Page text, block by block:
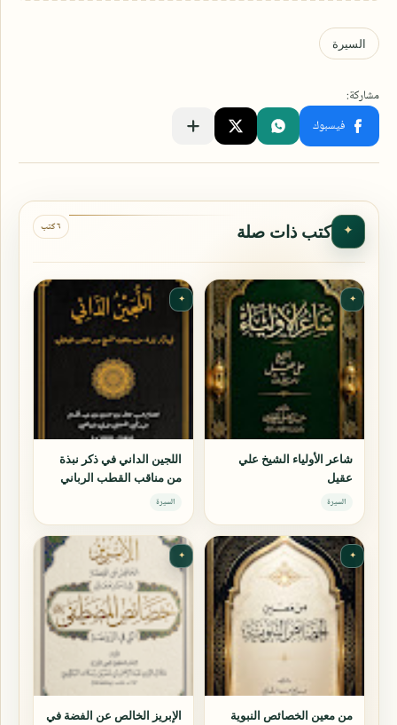
✦ كتب ذات صلة ٦ كتب
✦
شاعر الأولياء الشيخ علي
عقيل
السيرة
✦
اللجين الداني في ذكر نبذة
من مناقب القطب الرباني
سيدي الشيخ عبد القادر
السيرة
✦
من معين الخصائص النبوية
✦
الإبريز الخالص عن الفضة في